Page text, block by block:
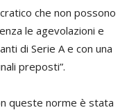
che non possono
le agevolazioni e
di Serie A e con una
preposti”.
queste norme è stata